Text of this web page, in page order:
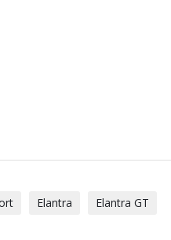
Elantra Elantra GT